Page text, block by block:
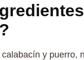
y puerro,